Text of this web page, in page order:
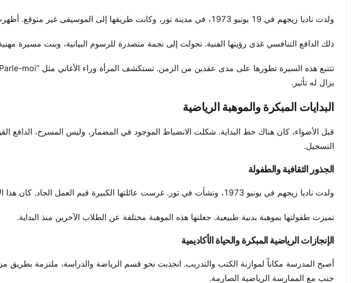
ولدت ناديا زيجهم في 19 يونيو 1973، في مدينة تور، وكانت طريقها إلى الموسيقى غير متوقع. أظهرت أولاً وعداً كرياضية شابة ملتزمة.
ذلك الدافع التنافسي غذى رؤيتها الفنية. تحولت إلى نجمة متصدرة للرسوم البيانية، وبنت مسيرة
يزال له تأثير.
البدايات المبكرة والموهبة الرياضية
قبل الأضواء، كان هناك خط البداية. شكلت الانضباط الموجود في المضمار، وليس المسرح، الدافع
التسجيل.
الجذور الثقافية والطفولة
ولدت ناديا زيجهم في يونيو 1973، ونشأت في تور. غرست عائلتها الكبيرة قيم العمل الجاد. كان هذا الأساس مبنياً على تراثها الجزائري.
تميزت طفولتها بموهبة بدنية طبيعية. جعلتها هذه الموهبة مختلفة عن الطلاب الآخرين منذ البداية.
الإنجازات الرياضية المبكرة والحياة الأكاديمية
أصبح المدرسة مكاناً لموازنة الكتب والتدريب. انجذبت نحو قسم الرياضة والدراسة، ملتزمة بطريق
جنب مع الممارسة الرياضية الصارمة.